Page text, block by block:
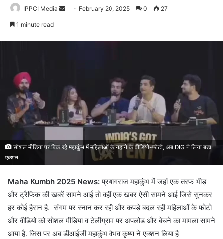
IPPCI Media
Send February 20, 2025 0 27
1 minute read
सोशल मीडिया पर बिक रहे महाकुंभ में महिलाओं के नहाने के वीडियो-फोटो, अब DIG ने लिया बड़ा
एक्शन
Maha Kumbh 2025 News:प्रयागराज महाकुंभ में जहां एक तरफ भीड़
और ट्रैफिक की खबरें सामने आईं तो वहीं एक खबर ऐसी सामने आई जिसे सुनकर
हर कोई हैरान है. संगम पर स्नान कर रही और कपड़े बदल रही महिलाओं के फोटो
और वीडियो को सोशल मीडिया व टेलीग्राम पर अपलोड और बेचने का मामला सामने
आया है. जिस पर अब डीआईजी महाकुंभ वैभव कृष्ण ने एक्शन लिया है